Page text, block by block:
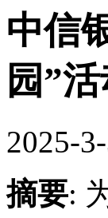
中信
园”
2025-
摘要: